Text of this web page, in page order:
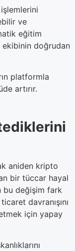
ve
eğitim
ekibinin doğrudan
platformla
artırır.
aniden kripto
bir tüccar hayal
bu değişim fark
ticaret davranışını
için yapay